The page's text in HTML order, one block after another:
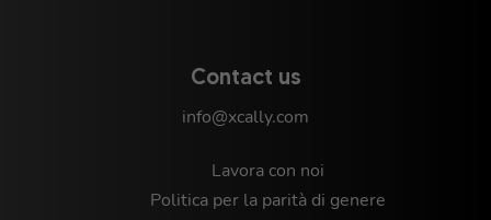
Contact us
info@xcally.com
Lavora con noi
Politica per la parità di genere